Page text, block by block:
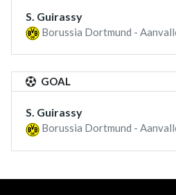
S. Guirassy
Borussia Dortmund -
GOAL
S. Guirassy
Borussia Dortmund -